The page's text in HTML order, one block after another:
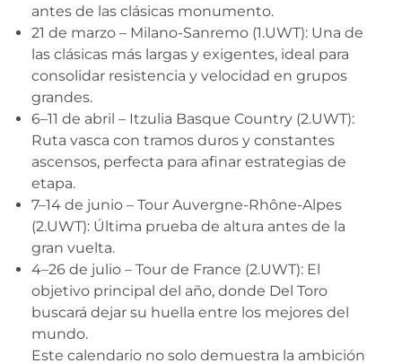
antes de las clásicas monumento.
21 de marzo – Milano-Sanremo (1.UWT): Una de
las clásicas más largas y exigentes, ideal para
consolidar resistencia y velocidad en grupos
grandes.
6–11 de abril – Itzulia Basque Country (2.UWT):
Ruta vasca con tramos duros y constantes
ascensos, perfecta para afinar estrategias de
etapa.
7–14 de junio – Tour Auvergne-Rhône-Alpes
(2.UWT): Última prueba de altura antes de la
gran vuelta.
4–26 de julio – Tour de France (2.UWT): El
objetivo principal del año, donde Del Toro
buscará dejar su huella entre los mejores del
mundo.
Este calendario no solo demuestra la ambición